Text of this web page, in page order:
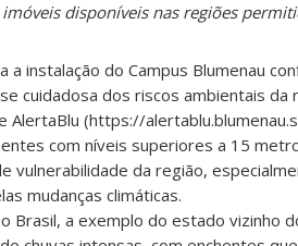
disponíveis nas regiões
a instalação do Campus Blumenau
cuidadosa dos riscos ambientais
AlertaBlu (https://
com níveis superiores a 15
vulnerabilidade da região,
mudanças climáticas.
Brasil, a exemplo do estado vizinho